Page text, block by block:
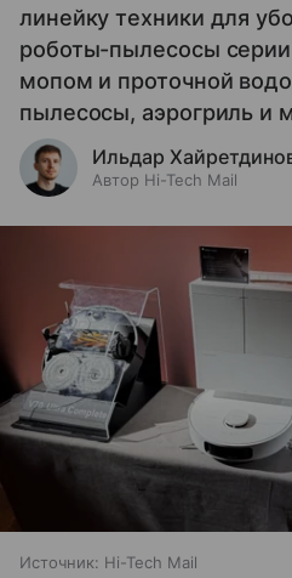
линейку техники для
роботы-пылесосы
мопом и проточной
пылесосы, аэрогриль и
Ильдар
Автор Hi-Tech Mail
Источник: Hi-Tech Mail